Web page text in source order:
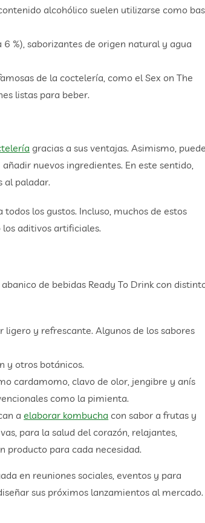
alcohólico suelen utilizarse como
%), saborizantes de origen natural y agua
de la coctelería, como el Sex on The
listas para beber.
gracias a sus ventajas. Asimismo,
nuevos ingredientes. En este sentido,
al paladar.
los gustos. Incluso, muchos de estos
aditivos artificiales.
de bebidas Ready To Drink con
y refrescante. Algunos de los sabores
y otros botánicos.
cardamomo, clavo de olor, jengibre y anís
como la pimienta.
aelaborar kombucha con sabor a frutas y
para la salud del corazón, relajantes,
producto para cada necesidad.
en reuniones sociales, eventos y para
sus próximos lanzamientos al mercado.